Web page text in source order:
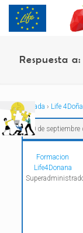
Respuesta
Portada › Life
30 de septiembre
Formacion
Life4Donana